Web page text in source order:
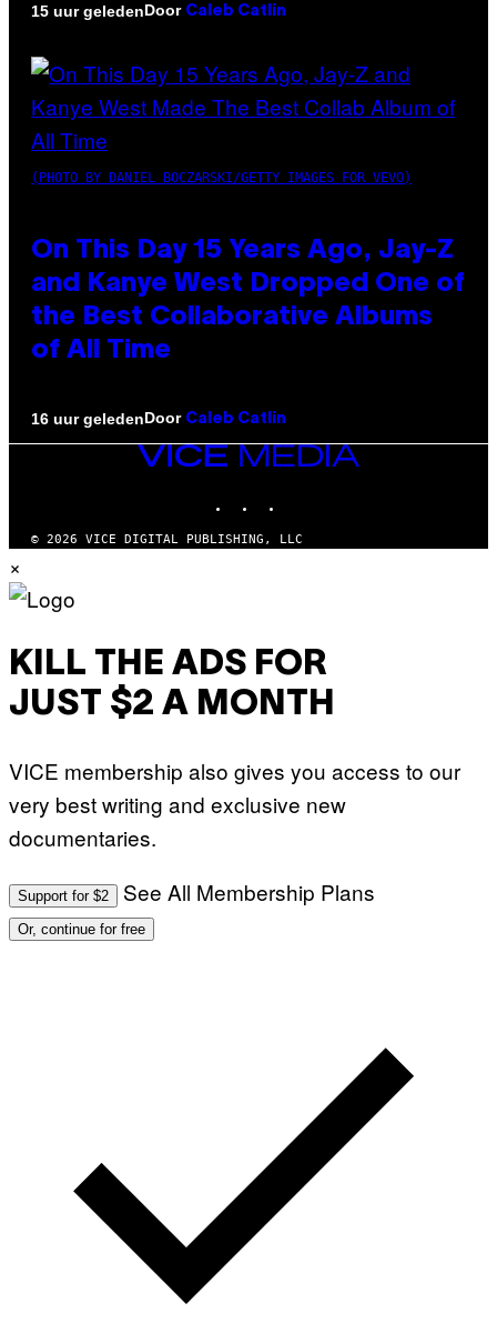
15 uur geledenDoor Caleb Catlin
(PHOTO BY DANIEL BOCZARSKI/GETTY IMAGES FOR VEVO)
On This Day 15 Years Ago, Jay-Z
and Kanye West Dropped One of
the Best Collaborative Albums
of All Time
16 uur geledenDoor Caleb Catlin
VICE
© 2026 VICE DIGITAL PUBLISHING, LLC
×
KILL THE ADS FOR
JUST $2 A MONTH
VICE membership also gives you access to our
very best writing and exclusive new
documentaries.
Support for $2 See All Membership Plans
Or, continue for free